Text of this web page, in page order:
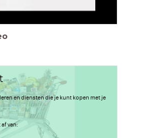
en diensten die je kunt kopen met je
van: